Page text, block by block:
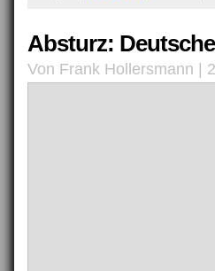
Absturz:
Von Frank Hollersmann |